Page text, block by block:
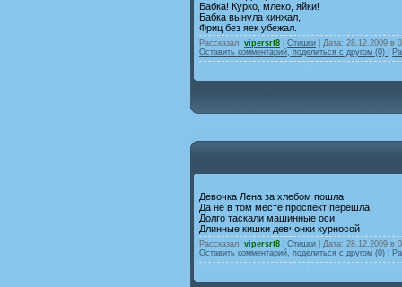
Бабка! Курко, млеко, яйки!
Бабка вынула кинжал,
Фриц без яек убежал.
Рассказал: vipersrt8 Стишки | Дата: 28.12.2009 в
Оставить комментарий, поделиться с другом (0)
Девочка Лена за хлебом пошла
Да не в том месте проспект перешла
Долго таскали машинные оси
Длинные кишки девчонки курносой
Рассказал: vipersrt8 Стишки | Дата: 28.12.2009 в
Оставить комментарий, поделиться с другом (0)